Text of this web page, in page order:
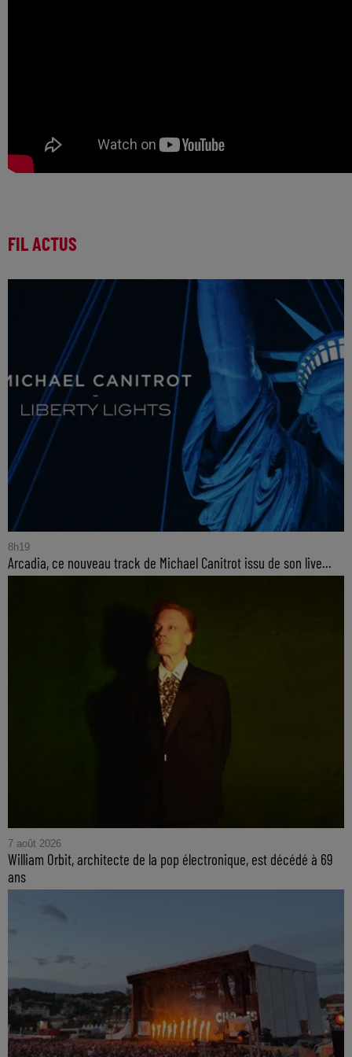
FIL ACTUS
8h19
Arcadia, ce nouveau track de Michael Canitrot issu de son live...
7 août 2026
William Orbit, architecte de la pop électronique, est décédé à 69
ans